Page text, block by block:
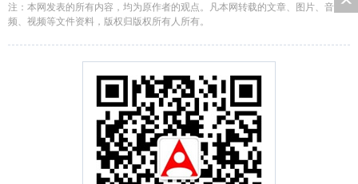
注：本网发表的所有内容，均为原作者的观点。凡本网转载的文章、图片、音
频、视频等文件资料，版权归版权所有人所有。